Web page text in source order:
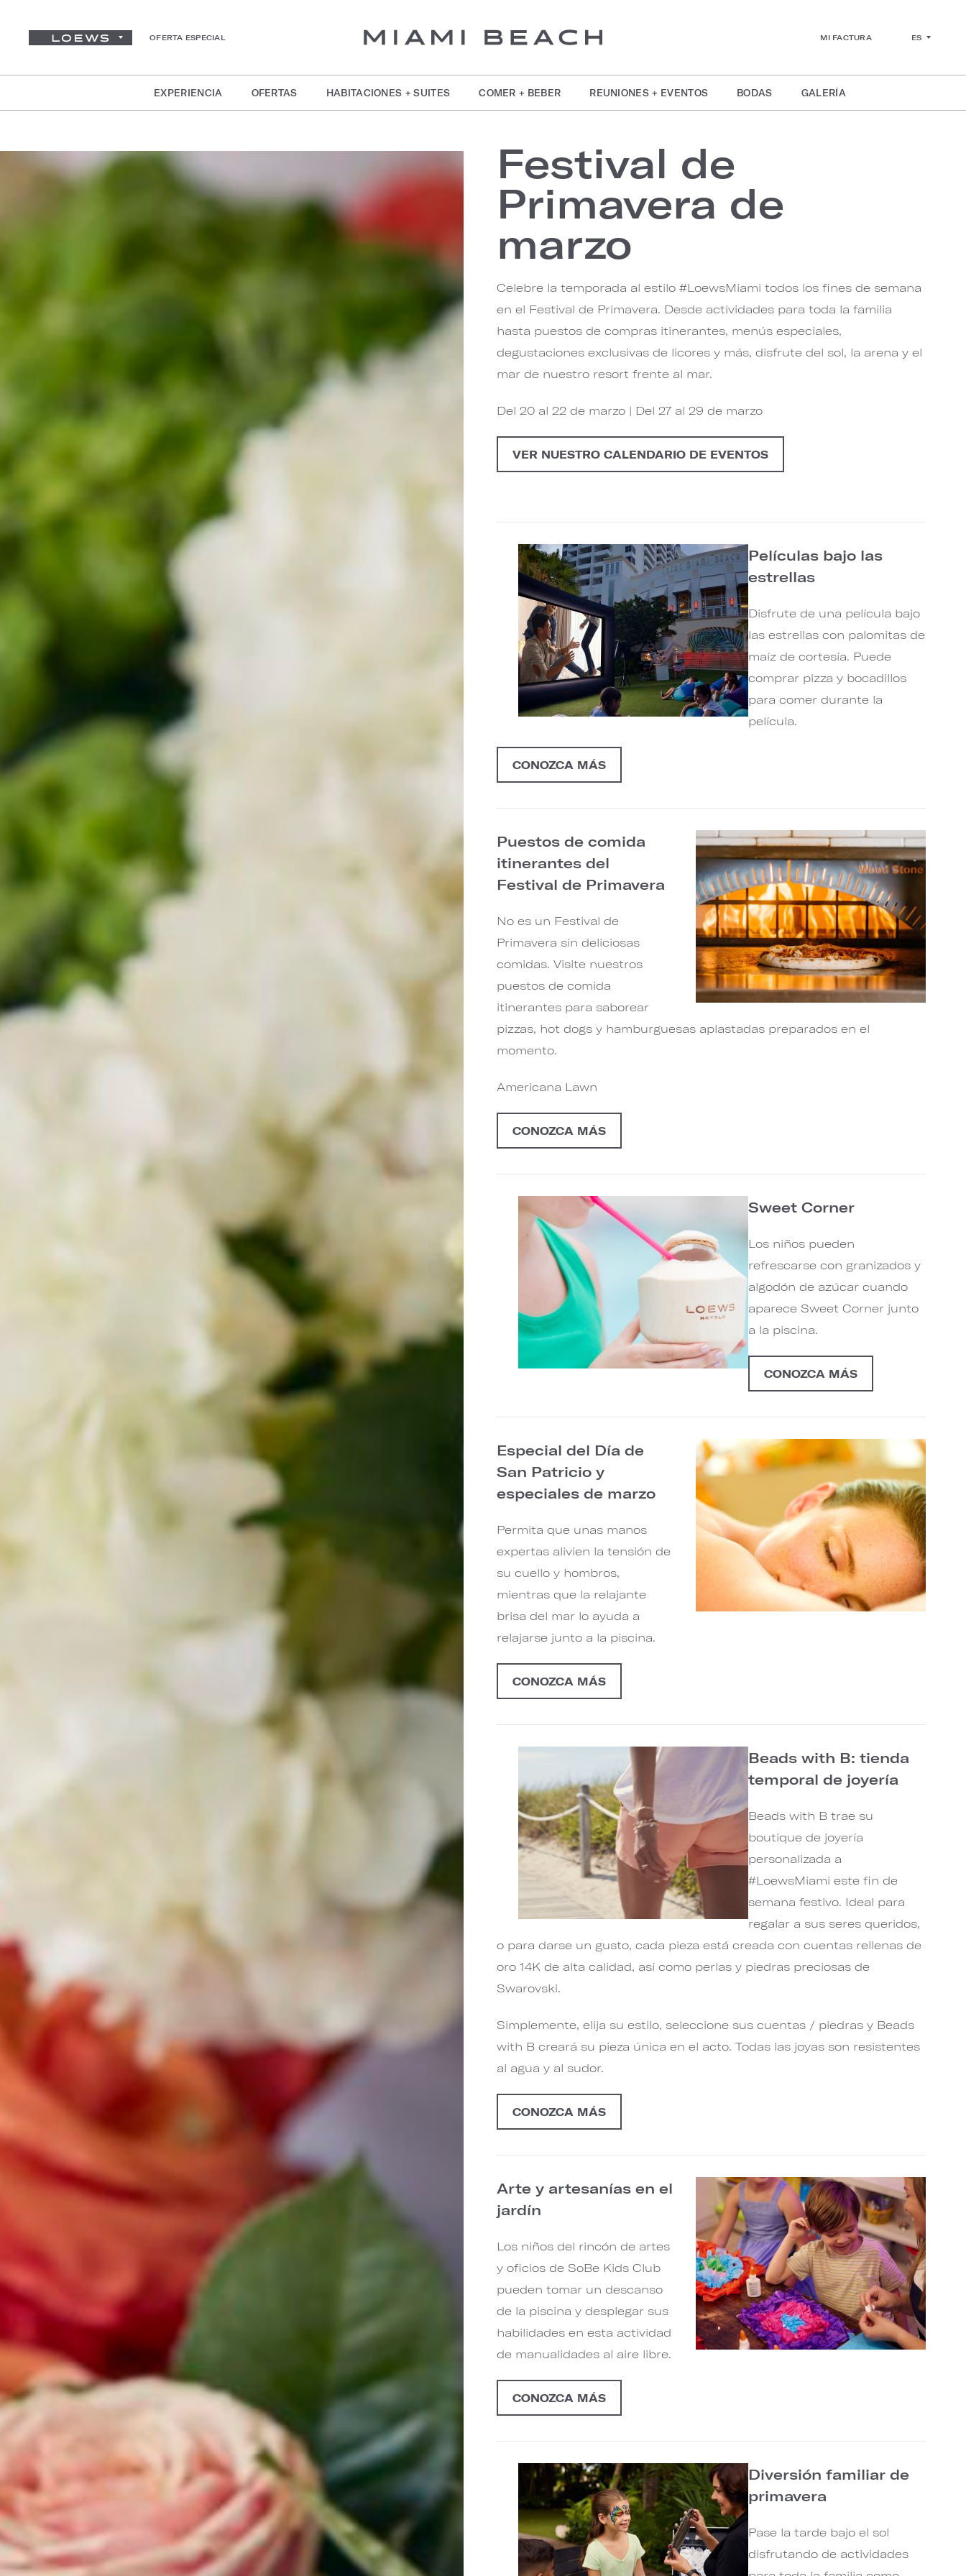
OFERTA ESPECIAL MI FACTURA ES
EXPERIENCIA OFERTAS HABITACIONES + SUITES COMER + BEBER REUNIONES + EVENTOS BODAS GALERÍA
Festival de
Primavera de
marzo
Celebre la temporada al estilo #LoewsMiami todos los fines de semana
en el Festival de Primavera. Desde actividades para toda la familia
hasta puestos de compras itinerantes, menús especiales,
degustaciones exclusivas de licores y más, disfrute del sol, la arena y el
mar de nuestro resort frente al mar.
Del 20 al 22 de marzo | Del 27 al 29 de marzo
VER NUESTRO CALENDARIO DE EVENTOS
Películas bajo las
estrellas
Disfrute de una película bajo
las estrellas con palomitas de
maíz de cortesía. Puede
comprar pizza y bocadillos
para comer durante la
película.
CONOZCA MÁS
Puestos de comida
itinerantes del
Festival de Primavera
No es un Festival de
Primavera sin deliciosas
comidas. Visite nuestros
puestos de comida
itinerantes para saborear
pizzas, hot dogs y hamburguesas aplastadas preparados en el
momento.
Americana Lawn
CONOZCA MÁS
Sweet Corner
Los niños pueden
refrescarse con granizados y
algodón de azúcar cuando
aparece Sweet Corner junto
a la piscina.
CONOZCA MÁS
Especial del Día de
San Patricio y
especiales de marzo
Permita que unas manos
expertas alivien la tensión de
su cuello y hombros,
mientras que la relajante
brisa del mar lo ayuda a
relajarse junto a la piscina.
CONOZCA MÁS
Beads with B: tienda
temporal de joyería
Beads with B trae su
boutique de joyería
personalizada a
#LoewsMiami este fin de
semana festivo. Ideal para
regalar a sus seres queridos,
o para darse un gusto, cada pieza está creada con cuentas rellenas de
oro 14K de alta calidad, así como perlas y piedras preciosas de
Swarovski.
Simplemente, elija su estilo, seleccione sus cuentas / piedras y Beads
with B creará su pieza única en el acto. Todas las joyas son resistentes
al agua y al sudor.
CONOZCA MÁS
Arte y artesanías en el
jardín
Los niños del rincón de artes
y oficios de SoBe Kids Club
pueden tomar un descanso
de la piscina y desplegar sus
habilidades en esta actividad
de manualidades al aire libre.
CONOZCA MÁS
Diversión familiar de
primavera
Pase la tarde bajo el sol
disfrutando de actividades